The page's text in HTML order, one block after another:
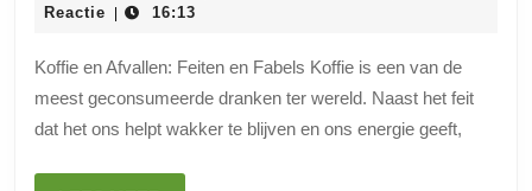
voor
januari
Reactie
16:13
Koffie en Afvallen: Feiten en Fabels Koffie is een van de
meest geconsumeerde dranken ter wereld. Naast het feit
dat het ons helpt wakker te blijven en ons energie geeft,